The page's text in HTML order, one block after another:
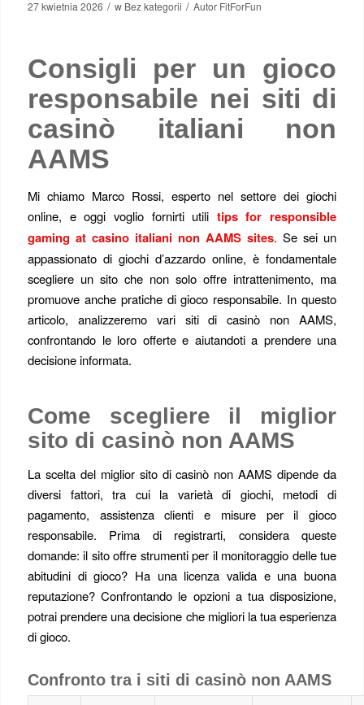
27 kwietnia 2026 / w Bez kategorii / Autor FitForFun
Consigli per un gioco
responsabile nei siti di
casinò italiani non
AAMS
Mi chiamo Marco Rossi, esperto nel settore dei giochi
online, e oggi voglio fornirti utili tips for responsible
gaming at casino italiani non AAMS sites. Se sei un
appassionato di giochi d’azzardo online, è fondamentale
scegliere un sito che non solo offre intrattenimento, ma
promuove anche pratiche di gioco responsabile. In questo
articolo, analizzeremo vari siti di casinò non AAMS,
confrontando le loro offerte e aiutandoti a prendere una
decisione informata.
Come scegliere il miglior
sito di casinò non AAMS
La scelta del miglior sito di casinò non AAMS dipende da
diversi fattori, tra cui la varietà di giochi, metodi di
pagamento, assistenza clienti e misure per il gioco
responsabile. Prima di registrarti, considera queste
domande: il sito offre strumenti per il monitoraggio delle tue
abitudini di gioco? Ha una licenza valida e una buona
reputazione? Confrontando le opzioni a tua disposizione,
potrai prendere una decisione che migliori la tua esperienza
di gioco.
Confronto tra i siti di casinò non AAMS